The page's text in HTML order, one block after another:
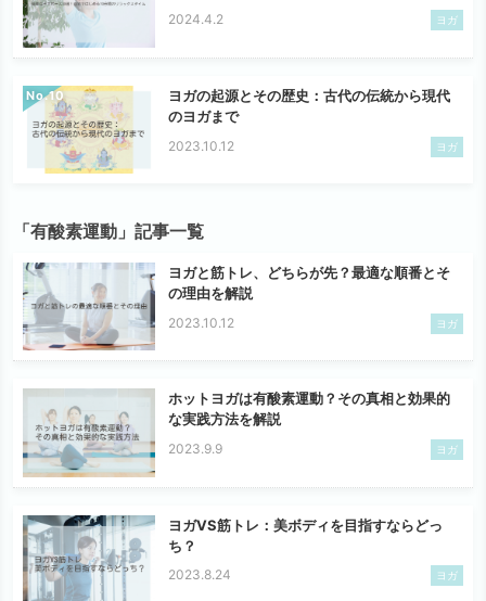
2024.4.2 ヨガ
No.
ヨガの起源とその歴史：古代の伝統から現代
のヨガまで
2023.10.12 ヨガ
「有酸素運動」記事一覧
ヨガと筋トレ、どちらが先？最適な順番とそ
の理由を解説
2023.10.12 ヨガ
ホットヨガは有酸素運動？その真相と効果的
な実践方法を解説
2023.9.9 ヨガ
ヨガVS筋トレ：美ボディを目指すならどっ
ち？
2023.8.24 ヨガ